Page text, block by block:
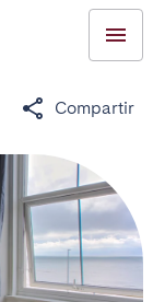
Compartir